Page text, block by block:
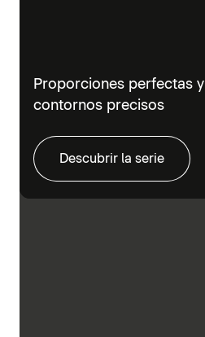
Proporciones perfectas y
contornos precisos
Descubrir la serie